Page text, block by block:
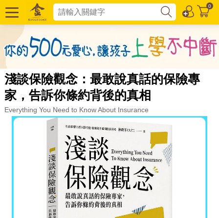
0
淺談保險觀念：最敢說真話的保險專
家，告訴你條約背後的真相
Everything You Need to Know About Insurance